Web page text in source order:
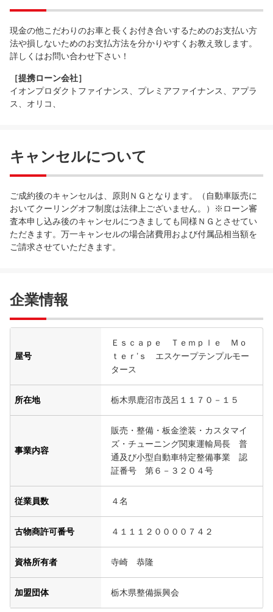
現金の他こだわりのお車と長くお付き合いするためのお支払い方
法や損しないためのお支払方法を分かりやすくお教え致します。
詳しくはお問い合わせ下さい！
［提携ローン会社］
イオンプロダクトファイナンス、プレミアファイナンス、アプラ
ス、オリコ、
キャンセルについて
ご成約後のキャンセルは、原則ＮＧとなります。（自動車販売に
おいてクーリングオフ制度は法律上ございません。）※ローン審
査本申し込み後のキャンセルにつきましても同様ＮＧとさせてい
ただきます。万一キャンセルの場合諸費用および付属品相当額を
ご請求させていただきます。
企業情報
屋号
Ｅｓｃａｐｅ Ｔｅｍｐｌｅ Ｍｏ
ｔｅｒ’ｓ エスケープテンプルモー
タース
所在地 栃木県鹿沼市茂呂１１７０－１５
事業内容
販売・整備・板金塗装・カスタマイ
ズ・チューニング関東運輸局長 普
通及び小型自動車特定整備事業 認
証番号 第６－３２０４号
従業員数 ４名
古物商許可番号 ４１１１２００００７４２
資格所有者 寺崎 恭隆
加盟団体 栃木県整備振興会